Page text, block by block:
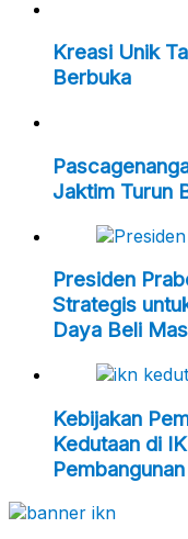
Kreasi Unik
Berbuka
Jaktim Turun
Presiden
Strategis
Daya Beli
Kebijakan
Kedutaan di